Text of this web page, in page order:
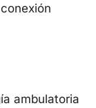
ambulatoria